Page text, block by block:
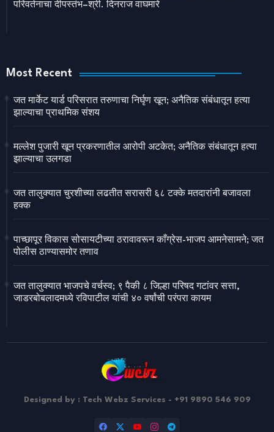
परिवर्तनाचा दीपस्तंभ–श्री. दिनराज वाघमारे
Most Recent
जत मार्केट यार्ड परिसरात तरुणाचा निर्घृण खून; अनैतिक संबंधातून हत्या
झाल्याचा प्राथमिक संशय
मल्लेश पुजारी खून प्रकरणातील आरोपी अटकेत; अनैतिक संबंधातून हत्या
झाल्याचा उलगडा
जत तालुक्यात चुरशीच्या लढतीत सरासरी ६८ टक्के मतदारांनी बजावला
हक्क
पाच्छापूर विकास सोसायटीच्या ठरावावरून काँग्रेस-भाजप आमनेसामने; जत
पोलीस ठाण्यासमोर तणाव
जत तालुक्यात भाजपचे वर्चस्व; ९ पैकी ८ जिल्हा परिषद गटांवर सत्ता,
जाडरबोबलादमध्ये रविपाटील यांची ४० वर्षांची परंपरा कायम
Designed by : Tech Webz Services - +91 9890 546 909